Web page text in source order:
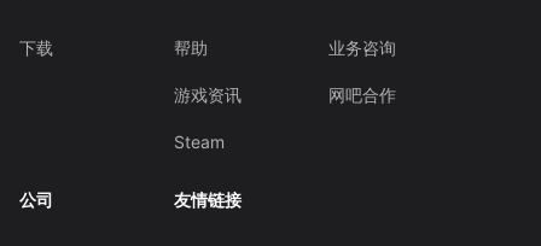
下载 帮助
游戏资讯
Steam
业务咨询
网吧合作
公司 友情链接